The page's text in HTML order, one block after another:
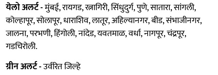
येलो अलर्ट -मुंबई, रायगड, रत्नागिरी, सिंधुदुर्ग, पुणे, सातारा, सांगली,
कोल्हापूर, सोलापूर, धाराशिव, लातूर, अहिल्यानगर, बीड, संभाजीनगर,
जालना, परभणी, हिंगोली, नांदेड, यवतमाळ, वर्धा, नागपूर, चंद्रपूर,
गडचिरोली.
ग्रीन अलर्ट -उर्वरित जिल्हे